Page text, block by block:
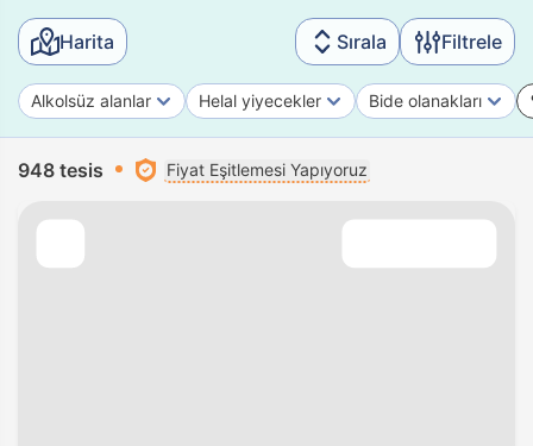
Harita Sırala Filtrele
Alkolsüz alanlar Helal yiyecekler Bide olanakları
948 tesis Fiyat Eşitlemesi Yapıyoruz